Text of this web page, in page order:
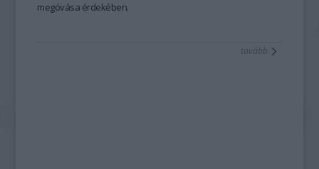
megóvása érdekében.
tovább